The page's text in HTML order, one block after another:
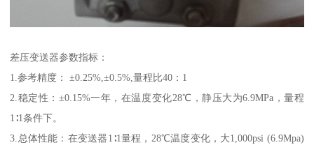
差压变送器参数指标：
1.参考精度： ±0.25%,±0.5%,量程比40：1
2.稳定性：±0.15%一年，在温度变化28℃，静压大为6.9MPa，量程
1∶1条件下。
3.总体性能：在变送器1∶1量程，28℃温度变化，大1,000psi (6.9Mpa)